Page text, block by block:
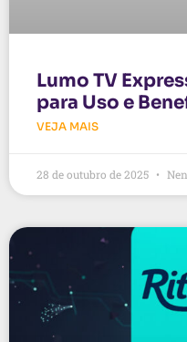
Lumo TV
para Uso e
VEJA MAIS
28 de outubro de 2025